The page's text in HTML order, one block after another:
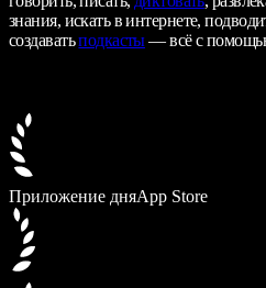
знания, искать в интернете,
создаватьподкасты— всё с
Приложение дняApp Store